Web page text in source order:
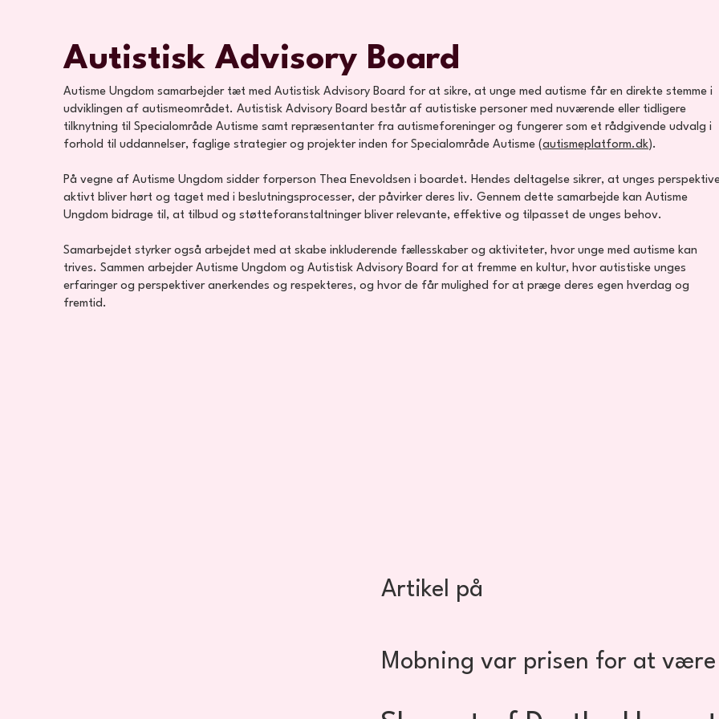
Autistisk Advisory Board
Autisme Ungdom samarbejder tæt med Autistisk Advisory Board for at sikre, at unge med autisme får en direkte stemme i
udviklingen af autismeområdet. Autistisk Advisory Board består af autistiske personer med nuværende eller tidligere
tilknytning til Specialområde Autisme samt repræsentanter fra autismeforeninger og fungerer som et rådgivende udvalg i
forhold til uddannelser, faglige strategier og projekter inden for Specialområde Autisme (autismeplatform.dk).
På vegne af Autisme Ungdom sidder forperson Thea Enevoldsen i boardet. Hendes deltagelse sikrer, at unges
aktivt bliver hørt og taget med i beslutningsprocesser, der påvirker deres liv. Gennem dette samarbejde kan Autisme
Ungdom bidrage til, at tilbud og støtteforanstaltninger bliver relevante, effektive og tilpasset de unges behov.
Samarbejdet styrker også arbejdet med at skabe inkluderende fællesskaber og aktiviteter, hvor unge med autisme kan
trives. Sammen arbejder Autisme Ungdom og Autistisk Advisory Board for at fremme en kultur, hvor autistiske unges
erfaringer og perspektiver anerkendes og respekteres, og hvor de får mulighed for at præge deres egen hverdag og
fremtid.
Artikel på
Mobning var prisen for at